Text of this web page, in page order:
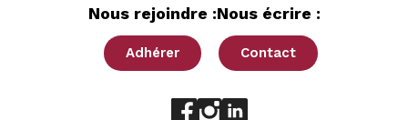
Nous rejoindre :
Adhérer
Nous écrire :
Contact
Aller sur le réseau social
Aller sur le réseau social
Aller sur le réseau